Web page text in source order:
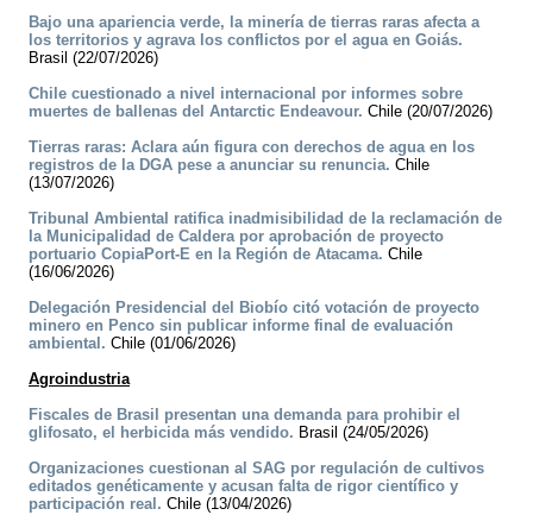
Bajo una apariencia verde, la minería de tierras raras afecta a
los territorios y agrava los conflictos por el agua en Goiás.
Brasil (22/07/2026)
Chile cuestionado a nivel internacional por informes sobre
muertes de ballenas del Antarctic Endeavour. Chile (20/07/2026)
Tierras raras: Aclara aún figura con derechos de agua en los
registros de la DGA pese a anunciar su renuncia. Chile
(13/07/2026)
Tribunal Ambiental ratifica inadmisibilidad de la reclamación de
la Municipalidad de Caldera por aprobación de proyecto
portuario CopiaPort-E en la Región de Atacama. Chile
(16/06/2026)
Delegación Presidencial del Biobío citó votación de proyecto
minero en Penco sin publicar informe final de evaluación
ambiental. Chile (01/06/2026)
Agroindustria
Fiscales de Brasil presentan una demanda para prohibir el
glifosato, el herbicida más vendido. Brasil (24/05/2026)
Organizaciones cuestionan al SAG por regulación de cultivos
editados genéticamente y acusan falta de rigor científico y
participación real. Chile (13/04/2026)